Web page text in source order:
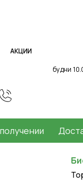
будни 10.00-20.00 выходные
Доставка
Биотуалеты
Туалетные домики
Жидкостные
Торфяные